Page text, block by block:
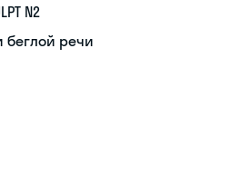
N2
беглой речи